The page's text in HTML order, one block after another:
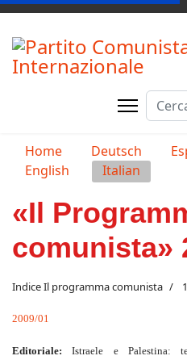
Cerca
Seleziona la tua lingua
Home Deutsch
English
Italian
«Il
comunista»
Indice Il programma comunista
2009/01
Editoriale:Istraele e Palestina: